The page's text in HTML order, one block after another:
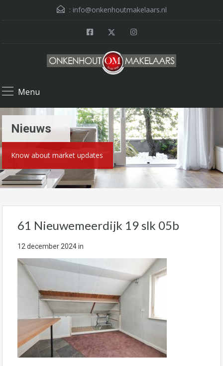
: info@onkenhoutmakelaars.nl
Menu
Nieuws
Know about market updates
61 Nieuwemeerdijk 19 slk 05b
12 december 2024in